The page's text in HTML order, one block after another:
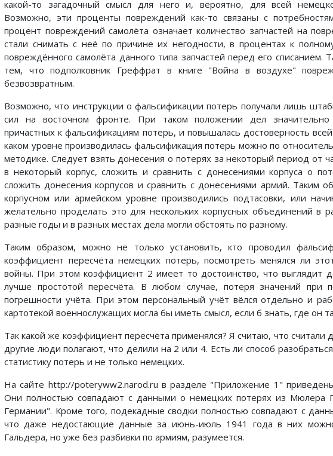
какой-то загадочный смысл для него и, вероятно, для всей
Возможно, эти проценты повреждений как-то связаны с
процент повреждений самолёта означает количество запчастей на
стали снимать с неё по причине их негодности, в процентах к
повреждённого самолёта данного типа запчастей перед его списанием.
тем, что подполковник Греффрат в книге "Война в воздухе"
безвозвратным.
Возможно, что инструкции о фальсификации потерь получали лишь
сил на восточном фронте. При таком положении дел значительно
причастных к фальсификациям потерь, и повышалась достоверность
каком уровне производилась фальсификация потерь можно по
методике. Следует взять донесения о потерях за некоторый период от
в некоторый корпус, сложить и сравнить с донесениями корпуса о
сложить донесения корпусов и сравнить с донесениями армий. Таким
корпусном или армейском уровне производились подтасовки, или
желательно проделать это для нескольких корпусных объединений в
разные годы и в разных местах дела могли обстоять по разному.
Таким образом, можно не только установить, кто проводил
коэффициент пересчёта немецких потерь, посмотреть менялся ли
войны. При этом коэффициент 2 имеет то достоинство, что выглядит
лучше простотой пересчёта. В любом случае, потеря значений при
погрешности учёта. При этом персональный учёт вёлся отдельно и
картотекой военнослужащих могла бы иметь смысл, если б знать, где он
Так какой же коэффициент пересчёта применялся? Я считаю, что считали
другие люди полагают, что делили на 2 или 4. Есть ли способ
статистику потерь и не только немецких.
На сайте http://poteryww2.narod.ru в разделе "Приложение 1"
Они полностью совпадают с данными о немецких потерях из Мюлера
Германии". Кроме того, подекадные сводки полностью совпадают с
что даже недостающие данные за июнь-июль 1941 года в них
Гальдера, но уже без разбивки по армиям, разумеется.